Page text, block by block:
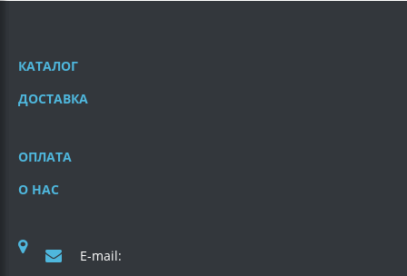
КАТАЛОГ
ДОСТАВКА
ОПЛАТА
О НАС
E-mail: